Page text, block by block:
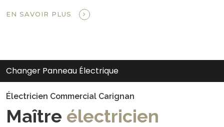
EN SAVOIR PLUS
Changer Panneau Électrique
Électricien Commercial Carignan
Maître électricien